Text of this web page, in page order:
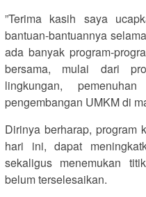
”Terima kasih saya
bantuan-bantuannya
ada banyak program-
bersama, mulai dari
lingkungan,
pengembangan UMKM di
Dirinya berharap, program
hari ini, dapat
sekaligus menemukan
belum terselesaikan.